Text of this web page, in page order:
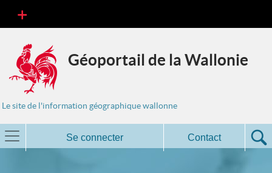
Géoportail de la Wallonie
Le site de l'information géographique wallonne
Se connecter Contact